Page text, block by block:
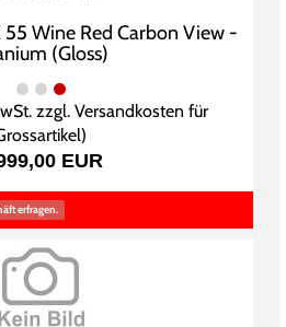
Wine Red Carbon View -
(Gloss)
zzgl. Versandkosten für
)
EUR
erfragen.